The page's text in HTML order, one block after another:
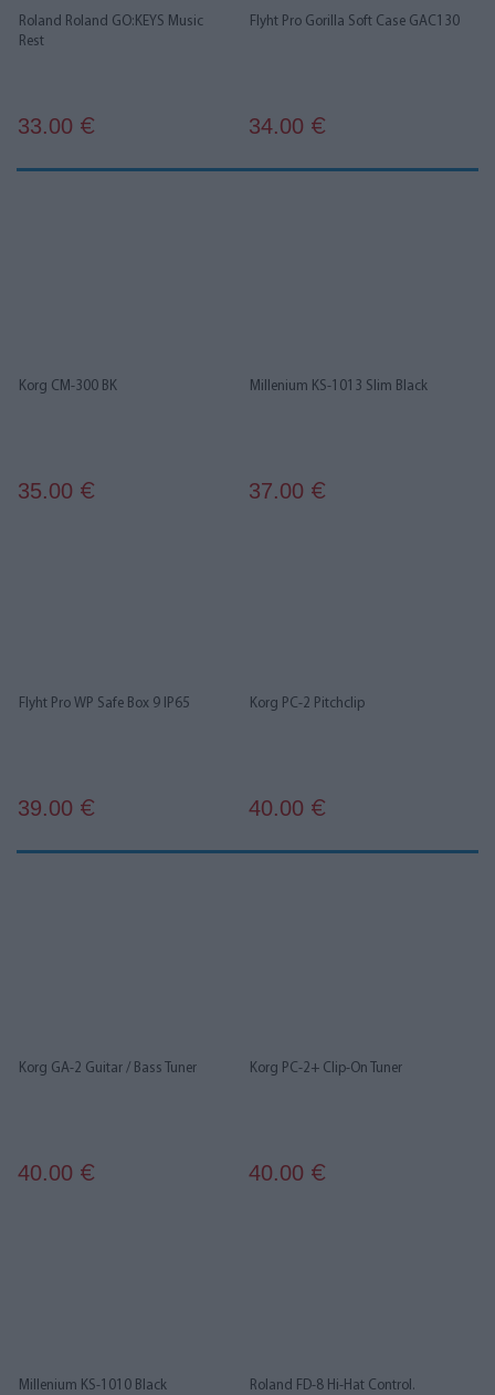
Roland Roland GO:KEYS Music
Rest
33.00 €
Flyht Pro Gorilla Soft Case GAC130
34.00 €
Korg CM-300 BK
35.00 €
Millenium KS-1013 Slim Black
37.00 €
Flyht Pro WP Safe Box 9 IP65
39.00 €
Korg PC-2 Pitchclip
40.00 €
Korg GA-2 Guitar / Bass Tuner
40.00 €
Korg PC-2+ Clip-On Tuner
40.00 €
Millenium KS-1010 Black
Roland FD-8 Hi-Hat Control.